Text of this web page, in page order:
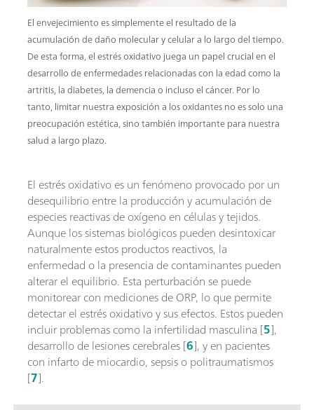
El envejecimiento es simplemente el resultado de la
acumulación de daño molecular y celular a lo largo del tiempo.
De esta forma, el estrés oxidativo juega un papel crucial en el
desarrollo de enfermedades relacionadas con la edad como la
artritis, la diabetes, la demencia o incluso el cáncer. Por lo
tanto, limitar nuestra exposición a los oxidantes no es solo una
preocupación estética, sino también importante para nuestra
salud a largo plazo.
El estrés oxidativo es un fenómeno provocado por un
desequilibrio entre la producción y acumulación de
especies reactivas de oxígeno en células y tejidos.
Aunque los sistemas biológicos pueden desintoxicar
naturalmente estos productos reactivos, la
enfermedad o la presencia de contaminantes pueden
alterar el equilibrio. Esta perturbación se puede
monitorear con mediciones de ORP, lo que permite
detectar el estrés oxidativo y sus efectos. Estos pueden
incluir problemas como la infertilidad masculina [5],
desarrollo de lesiones cerebrales [6], y en pacientes
con infarto de miocardio, sepsis o politraumatismos
[7].